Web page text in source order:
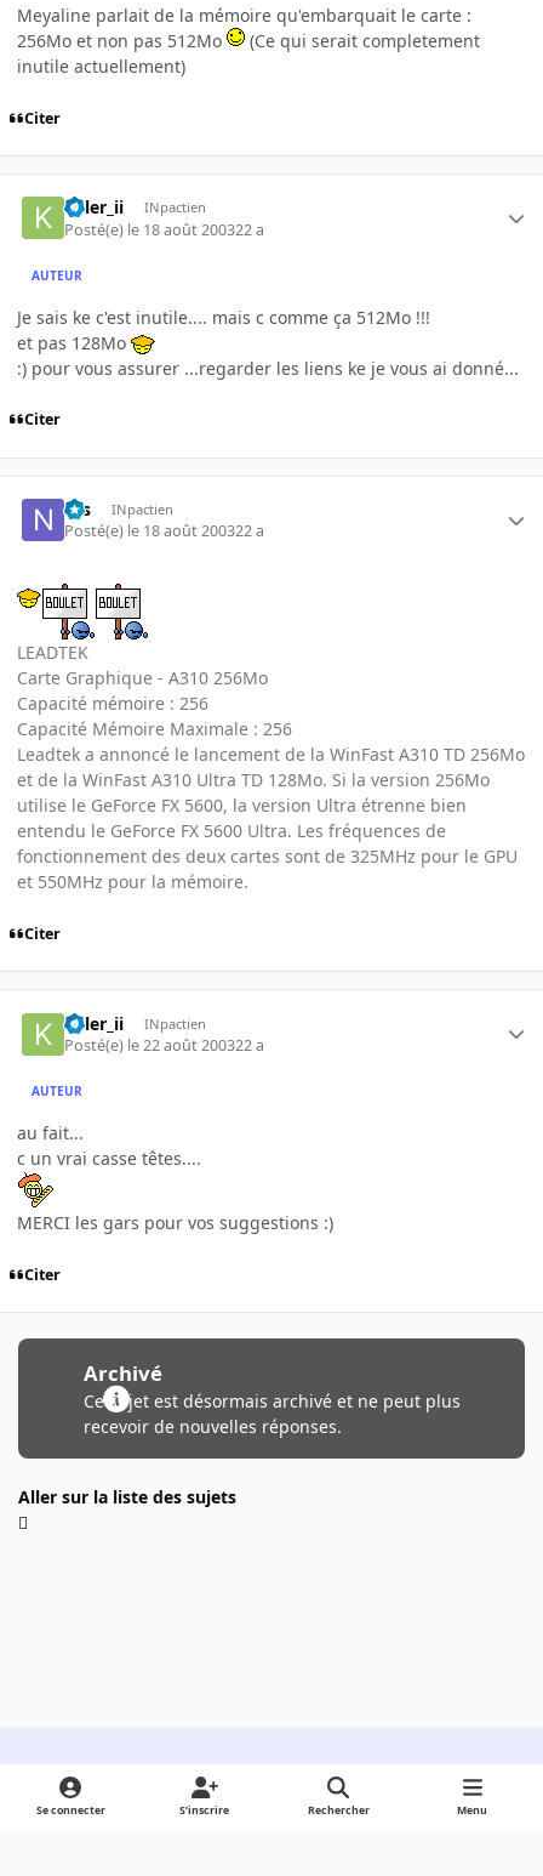
Meyaline parlait de la mémoire qu'embarquait le carte :
256Mo et non pas 512Mo
(Ce qui serait completement
inutile actuellement)
Citer
killer_ii INpactien
Posté(e) le 18 août 200322 a
AUTEUR
Je sais ke c'est inutile.... mais c comme ça 512Mo !!!
et pas 128Mo
:) pour vous assurer ...regarder les liens ke je vous ai donné...
Citer
Nis INpactien
Posté(e) le 18 août 200322 a
LEADTEK
Carte Graphique - A310 256Mo
Capacité mémoire : 256
Capacité Mémoire Maximale : 256
Leadtek a annoncé le lancement de la WinFast A310 TD 256Mo
et de la WinFast A310 Ultra TD 128Mo. Si la version 256Mo
utilise le GeForce FX 5600, la version Ultra étrenne bien
entendu le GeForce FX 5600 Ultra. Les fréquences de
fonctionnement des deux cartes sont de 325MHz pour le GPU
et 550MHz pour la mémoire.
Citer
killer_ii INpactien
Posté(e) le 22 août 200322 a
AUTEUR
au fait...
c un vrai casse têtes....
MERCI les gars pour vos suggestions :)
Citer
Archivé
Ce sujet est désormais archivé et ne peut plus
recevoir de nouvelles réponses.
Aller sur la liste des sujets
Light ModeDark ModeSystem Preference
Se connecter S’inscrire Rechercher Menu